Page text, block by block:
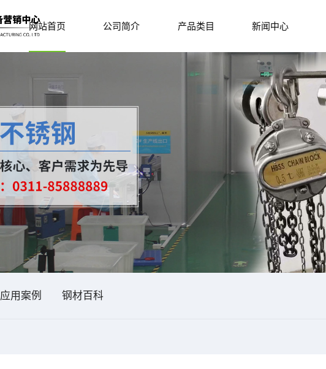
网站首页 公司简介 产品类目 新闻中心
应用案例 钢材百科